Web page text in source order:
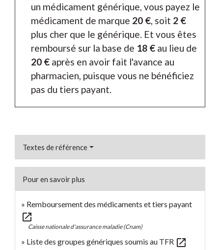
un médicament générique, vous payez le
médicament de marque 20 €, soit 2 €
plus cher que le générique. Et vous êtes
remboursé sur la base de 18 € au lieu de
20 € après en avoir fait l'avance au
pharmacien, puisque vous ne bénéficiez
pas du tiers payant.
Textes de référence
Pour en savoir plus
Remboursement des médicaments et tiers payant
open_in_new
Caisse nationale d'assurance maladie (Cnam)
Liste des groupes génériques soumis au TFR open_in_new